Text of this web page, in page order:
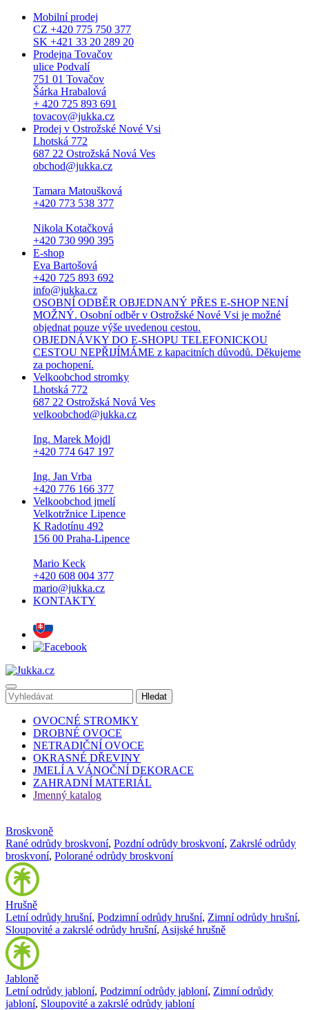
Mobilní prodej
CZ +420 775 750 377
SK +421 33 20 289 20
Prodejna Tovačov
ulice Podvalí
751 01 Tovačov
Šárka Hrabalová
+ 420 725 893 691
tovacov@jukka.cz
Prodej v Ostrožské Nové Vsi
Lhotská 772
687 22 Ostrožská Nová Ves
obchod@jukka.cz
Tamara Matoušková
+420 773 538 377
Nikola Kotačková
+420 730 990 395
E-shop
Eva Bartošová
+420 725 893 692
info@jukka.cz
OSOBNÍ ODBĚR OBJEDNANÝ PŘES E-SHOP NENÍ
MOŽNÝ. Osobní odběr v Ostrožské Nové Vsi je možné
objednat pouze výše uvedenou cestou.
OBJEDNÁVKY DO E-SHOPU TELEFONICKOU
CESTOU NEPŘIJÍMÁME z kapacitních důvodů. Děkujeme
za pochopení.
Velkoobchod stromky
Lhotská 772
687 22 Ostrožská Nová Ves
velkoobchod@jukka.cz
Ing. Marek Mojdl
+420 774 647 197
Ing. Jan Vrba
+420 776 166 377
Velkoobchod jmelí
Velkotržnice Lipence
K Radotínu 492
156 00 Praha-Lipence
Mario Keck
+420 608 004 377
mario@jukka.cz
KONTAKTY
OVOCNÉ STROMKY
DROBNÉ OVOCE
NETRADIČNÍ OVOCE
OKRASNÉ DŘEVINY
JMELÍ A VÁNOČNÍ DEKORACE
ZAHRADNÍ MATERIÁL
Jmenný katalog
Broskvoně
Rané odrůdy broskvoní, Pozdní odrůdy broskvoní, Zakrslé odrůdy
broskvoní, Polorané odrůdy broskvoní
Hrušně
Letní odrůdy hrušní, Podzimní odrůdy hrušní, Zimní odrůdy hrušní,
Sloupovité a zakrslé odrůdy hrušní, Asijské hrušně
Jabloně
Letní odrůdy jabloní, Podzimní odrůdy jabloní, Zimní odrůdy
jabloní, Sloupovité a zakrslé odrůdy jabloní